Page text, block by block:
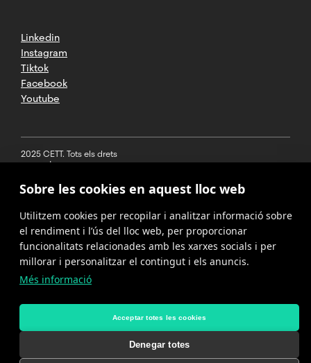
Linkedin
Instagram
Tiktok
Facebook
Youtube
2025 CETT. Tots els drets
reservats
Avís legal
Política de
privacitat
Cookies
Política del
Sobre les cookies en aquest lloc web
Utilitzem cookies per recopilar i analitzar informació sobre
el rendiment i l’ús del lloc web, per proporcionar
funcionalitats relacionades amb les xarxes socials i per
millorar i personalitzar el contingut i els anuncis.
Més informació
Acceptar totes les cookies
Denegar totes